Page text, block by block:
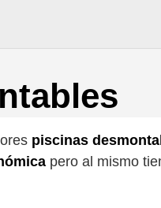
piscinas
pero al mismo